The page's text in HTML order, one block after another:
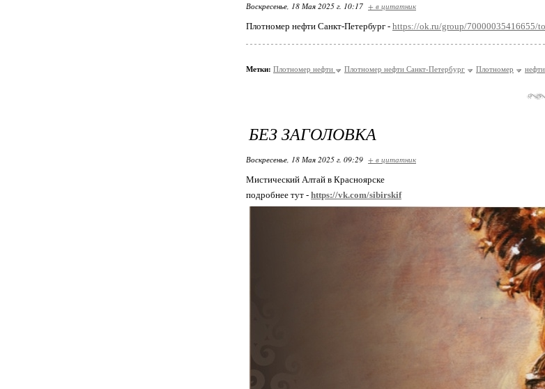
Воскресенье, 18 Мая 2025 г. 10:17 + в цитатник
Плотномер нефти Санкт-Петербург - https://ok.ru/group/70000035416655/
Метки: Плотномер нефти Плотномер нефти Санкт-Петербург Плотномер нефти
БЕЗ ЗАГОЛОВКА
Воскресенье, 18 Мая 2025 г. 09:29 + в цитатник
Мистический Алтай в Красноярске
подробнее тут - https://vk.com/sibirskif